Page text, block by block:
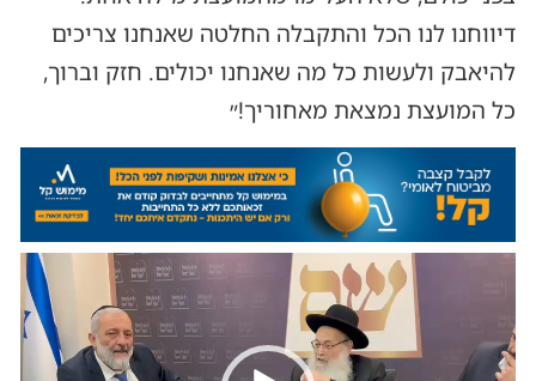
דיווחנו לנו הכל והתקבלה החלטה שאנחנו צריכים
להיאבק ולעשות כל מה שאנחנו יכולים. חזק וברוך,
כל המועצת נמצאת מאחוריך!״